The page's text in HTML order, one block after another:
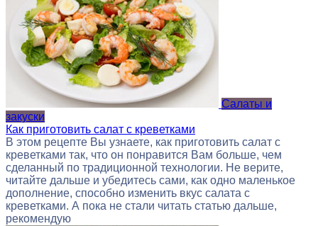
Салаты и
закуски
Как приготовить салат с креветками
В этом рецепте Вы узнаете, как приготовить салат с
креветками так, что он понравится Вам больше, чем
сделанный по традиционной технологии. Не верите,
читайте дальше и убедитесь сами, как одно маленькое
дополнение, способно изменить вкус салата с
креветками. А пока не стали читать статью дальше,
рекомендую